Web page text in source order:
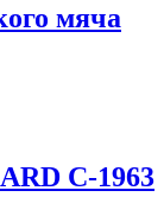
мяча
С-1963